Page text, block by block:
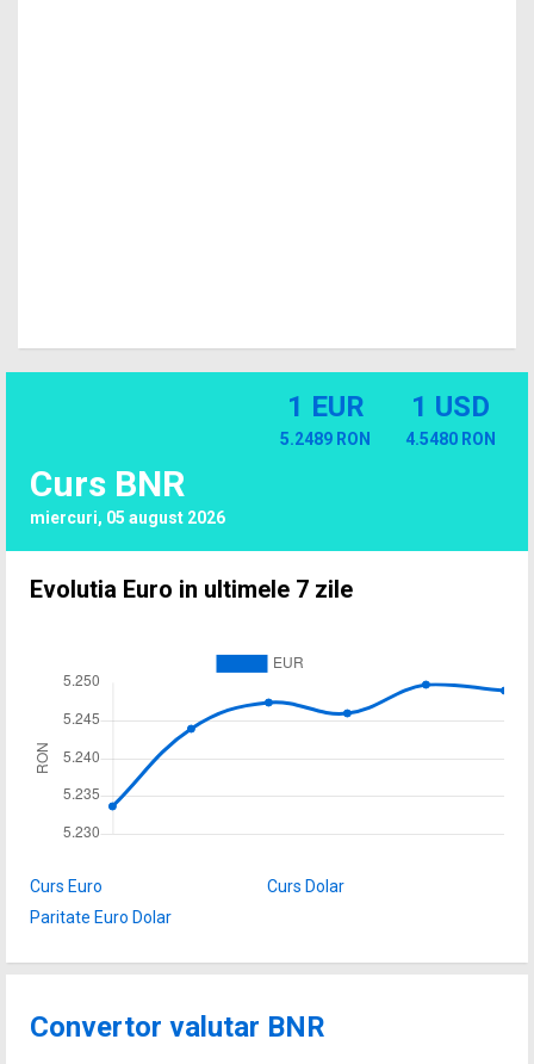
Curs BNR
miercuri, 05 august 2026
1 EUR
5.2489 RON
1 USD
4.5480 RON
Evolutia Euro in ultimele 7 zile
Curs Euro
Curs Dolar
Paritate Euro Dolar
Convertor valutar BNR